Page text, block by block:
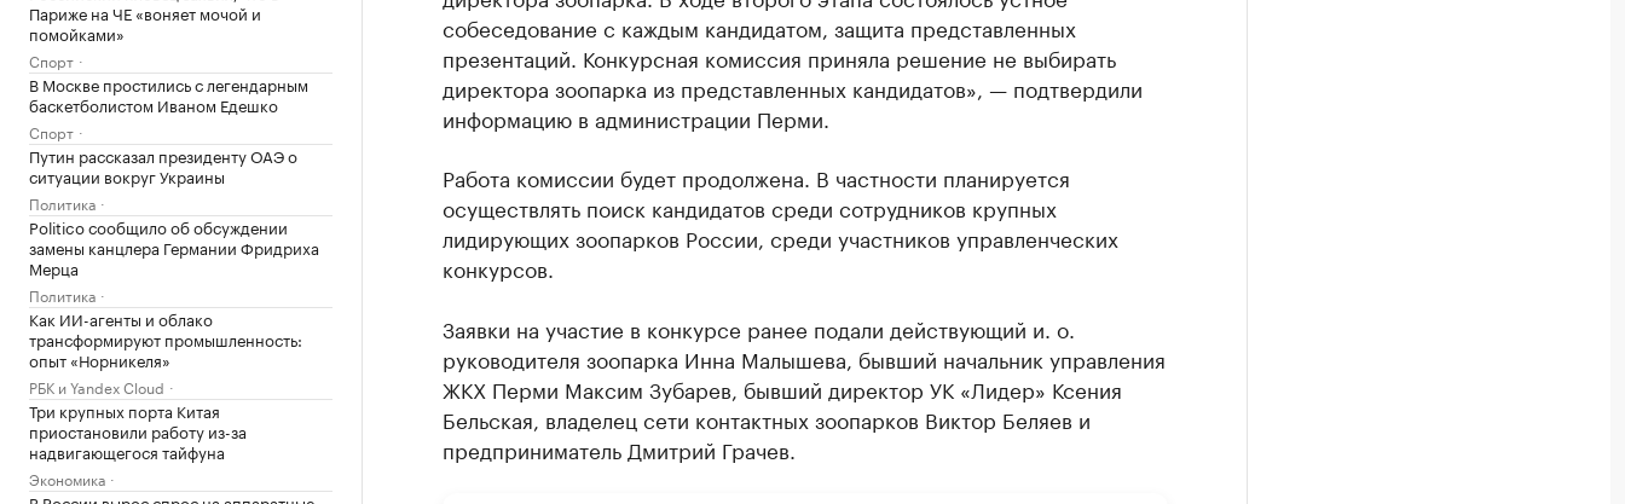
Париже на ЧЕ «воняет мочой и
помойками»
Спорт
В Москве простились с легендарным
баскетболистом Иваном Едешко
Спорт
Путин рассказал президенту ОАЭ о
ситуации вокруг Украины
Политика
Politico сообщило об обсуждении
замены канцлера Германии Фридриха
Мерца
Политика
Как ИИ-агенты и облако
трансформируют промышленность:
опыт «Норникеля»
РБК и Yandex Cloud
Три крупных порта Китая
приостановили работу из-за
надвигающегося тайфуна
Экономика
собеседование с каждым кандидатом, защита представленных
презентаций. Конкурсная комиссия приняла решение не выбирать
директора зоопарка из представленных кандидатов», — подтвердили
информацию в администрации Перми.
Работа комиссии будет продолжена. В частности планируется
осуществлять поиск кандидатов среди сотрудников крупных
лидирующих зоопарков России, среди участников управленческих
конкурсов.
Заявки на участие в конкурсе ранее подали действующий и. о.
руководителя зоопарка Инна Малышева, бывший начальник управления
ЖКХ Перми Максим Зубарев, бывший директор УК «Лидер» Ксения
Бельская, владелец сети контактных зоопарков Виктор Беляев и
предприниматель Дмитрий Грачев.